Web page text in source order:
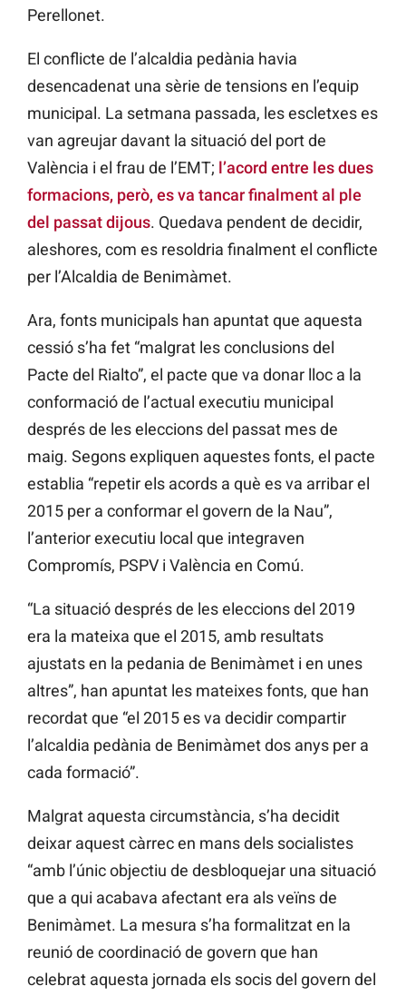
Perellonet.
El conflicte de l’alcaldia pedània havia
desencadenat una sèrie de tensions en l’equip
municipal. La setmana passada, les escletxes es
van agreujar davant la situació del port de
València i el frau de l’EMT; l’acord entre les dues
formacions, però, es va tancar finalment al ple
del passat dijous. Quedava pendent de decidir,
aleshores, com es resoldria finalment el conflicte
per l’Alcaldia de Benimàmet.
Ara, fonts municipals han apuntat que aquesta
cessió s’ha fet “malgrat les conclusions del
Pacte del Rialto”, el pacte que va donar lloc a la
conformació de l’actual executiu municipal
després de les eleccions del passat mes de
maig. Segons expliquen aquestes fonts, el pacte
establia “repetir els acords a què es va arribar el
2015 per a conformar el govern de la Nau”,
l’anterior executiu local que integraven
Compromís, PSPV i València en Comú.
“La situació després de les eleccions del 2019
era la mateixa que el 2015, amb resultats
ajustats en la pedania de Benimàmet i en unes
altres”, han apuntat les mateixes fonts, que han
recordat que “el 2015 es va decidir compartir
l’alcaldia pedània de Benimàmet dos anys per a
cada formació”.
Malgrat aquesta circumstància, s’ha decidit
deixar aquest càrrec en mans dels socialistes
“amb l’únic objectiu de desbloquejar una situació
que a qui acabava afectant era als veïns de
Benimàmet. La mesura s’ha formalitzat en la
reunió de coordinació de govern que han
celebrat aquesta jornada els socis del govern del